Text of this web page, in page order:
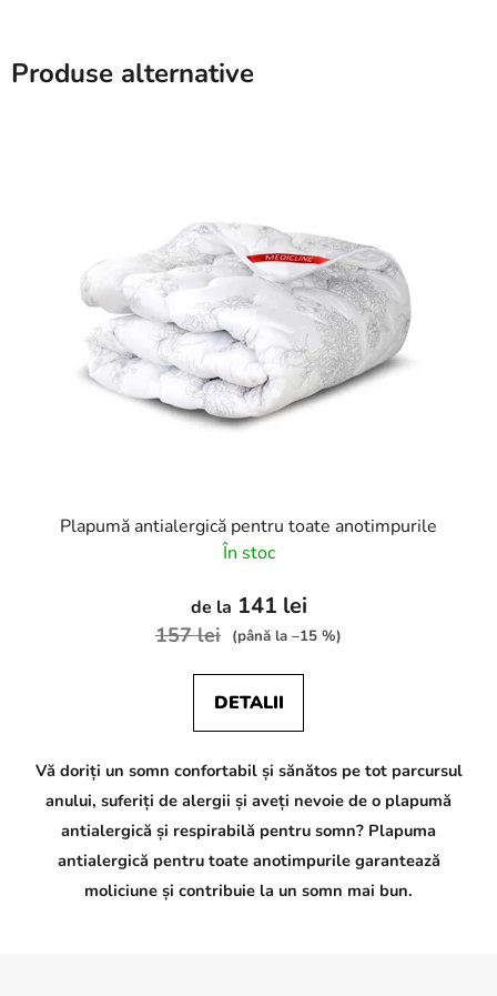
Produse alternative
Plapumă antialergică pentru toate anotimpurile
În stoc
de la 141 lei
157 lei (până la –15 %)
DETALII
Vă doriți un somn confortabil și sănătos pe tot parcursul
anului, suferiți de alergii și aveți nevoie de o plapumă
antialergică și respirabilă pentru somn? Plapuma
antialergică pentru toate anotimpurile garantează
moliciune și contribuie la un somn mai bun.